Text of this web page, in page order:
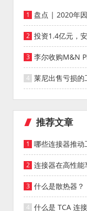
盘点 | 2020年
投资1.4亿元，
能仓库
李尔收购M&N
统业务
莱尼出售亏损的
投资者
推荐文章
哪些连接器推动
连接器在高性能
什么是散热器？
什么是 TCA 连